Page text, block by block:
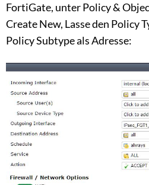
FortiGate, unter Policy &
Create New, Lasse den Policy
Policy Subtype als Adresse: